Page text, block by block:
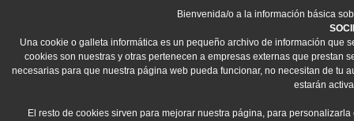
Bienvenida/o a la información básica
Una cookie o galleta informática es un pequeño archivo de información que
cookies son nuestras y otras pertenecen a empresas externas que prestan
necesarias para que nuestra página web pueda funcionar, no necesitan de tu
estarán
El resto de cookies sirven para mejorar nuestra página, para